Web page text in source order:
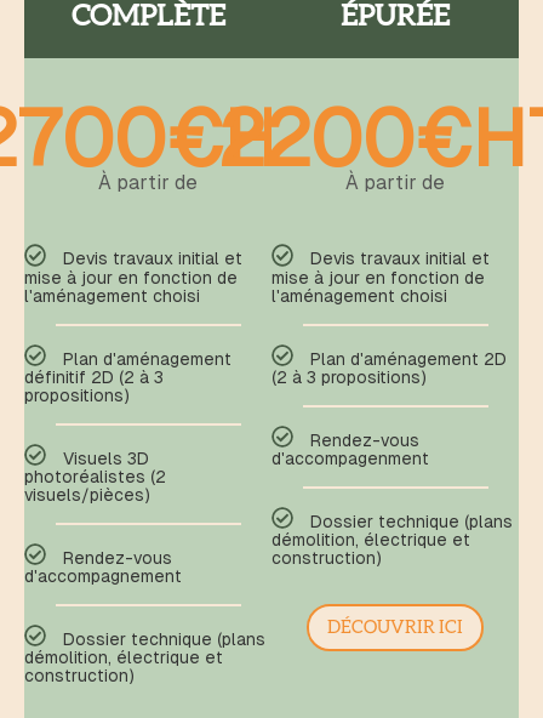
COMPLÈTE
À partir de
Devis travaux initial et
mise à jour en fonction de
l'aménagement choisi
Plan d'aménagement
définitif 2D (2 à 3
propositions)
Visuels 3D
photoréalistes (2
visuels/pièces)
Rendez-vous
d'accompagnement
Dossier technique (plans
démolition, électrique et
construction)
ÉPURÉE
À partir de
Devis travaux initial et
mise à jour en fonction de
l'aménagement choisi
Plan d'aménagement 2D
(2 à 3 propositions)
Rendez-vous
d'accompagenment
Dossier technique (plans
démolition, électrique et
construction)
DÉCOUVRIR ICI